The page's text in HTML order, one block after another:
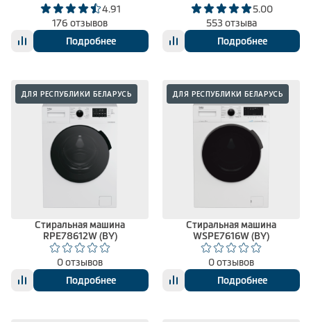
4.91
176 отзывов
Подробнее
5.00
553 отзыва
Подробнее
ДЛЯ РЕСПУБЛИКИ БЕЛАРУСЬ
Стиральная машина
RPE78612W (BY)
0 отзывов
Подробнее
ДЛЯ РЕСПУБЛИКИ БЕЛАРУСЬ
Стиральная машина
WSPE7616W (BY)
0 отзывов
Подробнее